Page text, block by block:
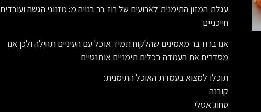
עגלת המזון התימנית לארועים של רוז בר בנויה מ: מזנוני הגשה ועובדים
חייכניים
אנו ברוז בר מאמינים שהלקוח תמיד אוכל עם העיניים תחילה ולכן אנו
מסדרים את העמדה בכלים תימניים אותנטיים
תוכלו למצוא בעמדת האוכל התימנית:
קובנה
סחוג אסלי